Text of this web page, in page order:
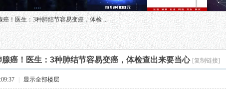
癌！医生：3种肺结节容易变癌，体检 ...
癌！医生：3种肺结节容易变癌，体检查出来要当心 [复制链接]
显示全部楼层